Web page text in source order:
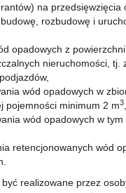
na przedsięwzięcia
rozbudowę i
opadowych z powierzchni
nieruchomości, tj.
wód opadowych w
pojemności minimum 2 m3
wód opadowych w
retencjonowanych wód
być realizowane przez